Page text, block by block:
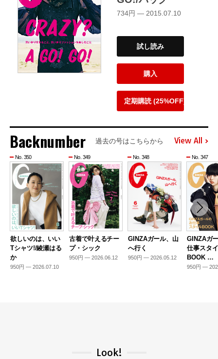
734円 — 2015.07.10
試し読み
購入
定期購読 (25%OFF)
Backnumber 過去の号はこちらから View All
No. 350
欲しいのは、いい
Tシャツ!/綾瀬はる
か
950円 — 2026.07.10
No. 349
古着で叶えるチー
プ・シック
950円 — 2026.06.12
No. 348
GINZAガール、山
へ行く
950円 — 2026.05.12
No. 347
GINZAガ
仕事スタ
BOOK …
950円 —
Look!